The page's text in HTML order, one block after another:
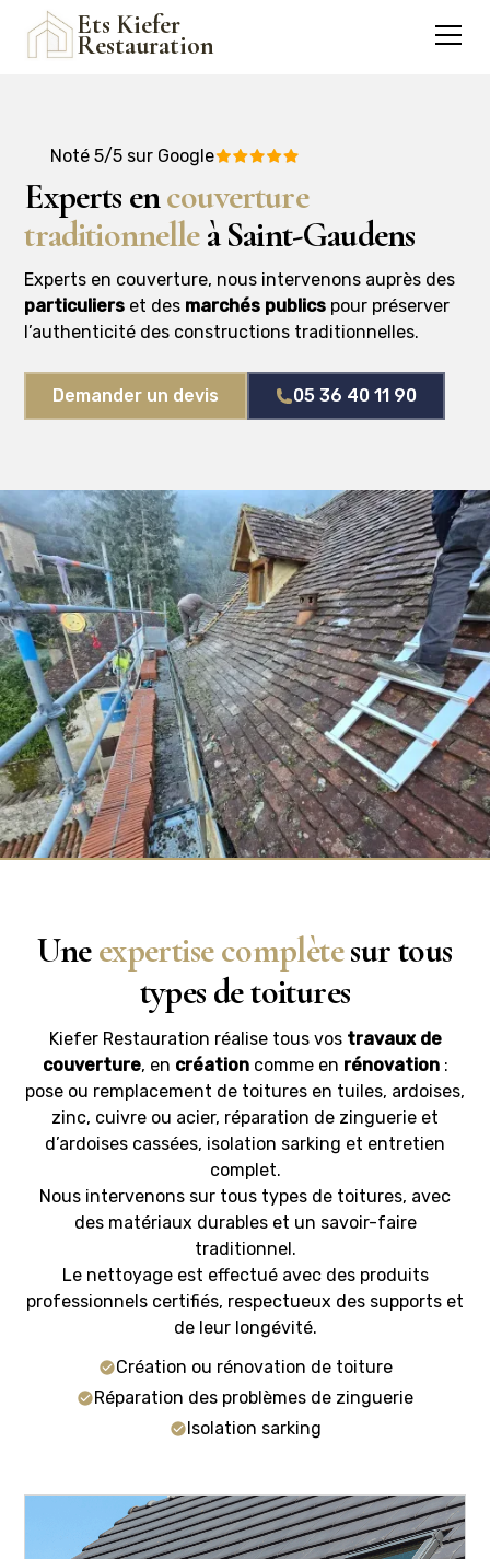
Ets Kiefer
Restauration
Noté 5/5 sur Google
Experts encouverture
traditionnelleà Saint-Gaudens
Experts en couverture, nous intervenons auprès des
particuliers et des marchés publics pour préserver
l’authenticité des constructions traditionnelles.
Demander un devis 05 36 40 11 90
Uneexpertise complètesur tous
types de toitures
Kiefer Restauration réalise tous vos travaux de
couverture, en créationcomme en rénovation:
pose ou remplacement de toitures en tuiles, ardoises,
zinc, cuivre ou acier, réparation de zinguerie et
d’ardoises cassées, isolation sarking et entretien
complet.
Nous intervenons sur tous types de toitures, avec
des matériaux durables et un savoir-faire
traditionnel.
Le nettoyage est effectué avec des produits
professionnels certifiés, respectueux des supports et
de leur longévité.
Création ou rénovation de toiture
Réparation des problèmes de zinguerie
Isolation sarking